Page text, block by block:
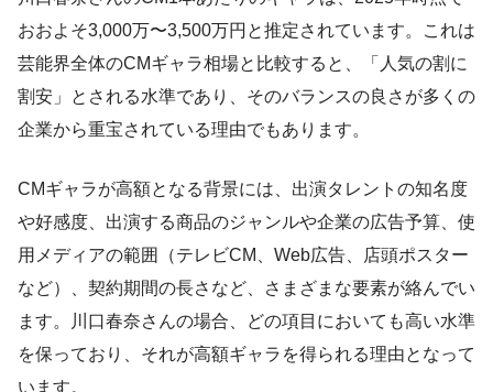
おおよそ3,000万〜3,500万円と推定されています。これは
芸能界全体のCMギャラ相場と比較すると、「人気の割に
割安」とされる水準であり、そのバランスの良さが多くの
企業から重宝されている理由でもあります。
CMギャラが高額となる背景には、出演タレントの知名度
や好感度、出演する商品のジャンルや企業の広告予算、使
用メディアの範囲（テレビCM、Web広告、店頭ポスター
など）、契約期間の長さなど、さまざまな要素が絡んでい
ます。川口春奈さんの場合、どの項目においても高い水準
を保っており、それが高額ギャラを得られる理由となって
います。